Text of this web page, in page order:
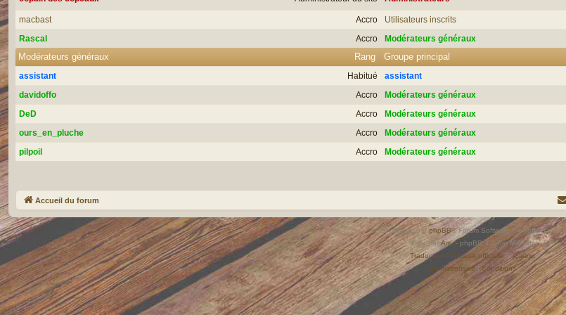
Accro
macbast Utilisateurs inscrits
Accro
Rascal Modérateurs généraux
Rang
Modérateurs généraux Groupe principal
Habitué
assistant assistant
Accro
davidoffo Modérateurs généraux
Accro
DeD Modérateurs généraux
Accro
ours_en_pluche Modérateurs généraux
Accro
pilpoil Modérateurs généraux
Accueil du forum
Développé par phpBB® Forum Software © phpBB Limited
Style parArty- phpBB 3.3 par MrGaby
Traduction française officielle ©Qiaeru
Confidentialité|Conditions